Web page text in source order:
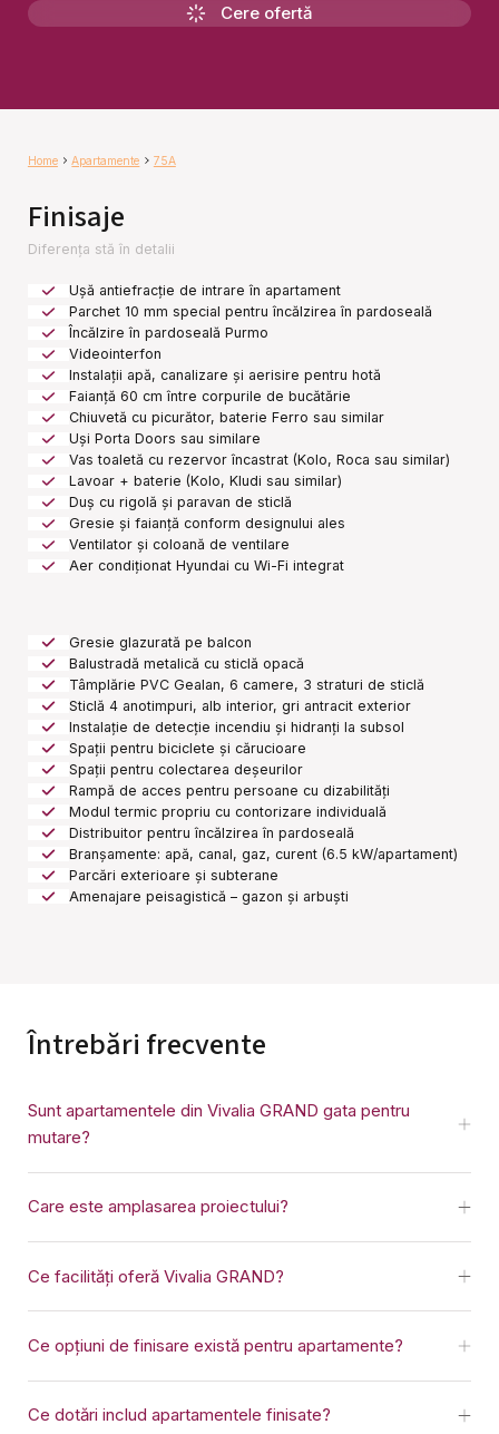
Cere ofertă
Home Apartamente 75A
Finisaje
Diferența stă în detalii
Ușă antiefracție de intrare în apartament
Parchet 10 mm special pentru încălzirea în pardoseală
Încălzire în pardoseală Purmo
Videointerfon
Instalații apă, canalizare și aerisire pentru hotă
Faianță 60 cm între corpurile de bucătărie
Chiuvetă cu picurător, baterie Ferro sau similar
Uși Porta Doors sau similare
Vas toaletă cu rezervor încastrat (Kolo, Roca sau similar)
Lavoar + baterie (Kolo, Kludi sau similar)
Duș cu rigolă și paravan de sticlă
Gresie și faianță conform designului ales
Ventilator și coloană de ventilare
Aer condiționat Hyundai cu Wi-Fi integrat
Gresie glazurată pe balcon
Balustradă metalică cu sticlă opacă
Tâmplărie PVC Gealan, 6 camere, 3 straturi de sticlă
Sticlă 4 anotimpuri, alb interior, gri antracit exterior
Instalație de detecție incendiu și hidranți la subsol
Spații pentru biciclete și cărucioare
Spații pentru colectarea deșeurilor
Rampă de acces pentru persoane cu dizabilități
Modul termic propriu cu contorizare individuală
Distribuitor pentru încălzirea în pardoseală
Branșamente: apă, canal, gaz, curent (6.5 kW/apartament)
Parcări exterioare și subterane
Amenajare peisagistică – gazon și arbuști
Întrebări frecvente
Sunt apartamentele din Vivalia GRAND gata pentru
mutare?
Care este amplasarea proiectului?
Ce facilități oferă Vivalia GRAND?
Ce opțiuni de finisare există pentru apartamente?
Ce dotări includ apartamentele finisate?